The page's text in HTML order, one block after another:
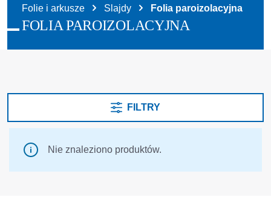
Folie i arkusze
Slajdy Folia paroizolacyjna
FOLIA PAROIZOLACYJNA
FILTRY
Nie znaleziono produktów.